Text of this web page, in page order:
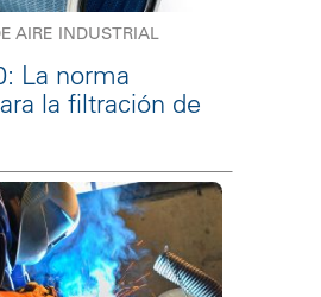
AIRE INDUSTRIAL
La norma
la filtración de